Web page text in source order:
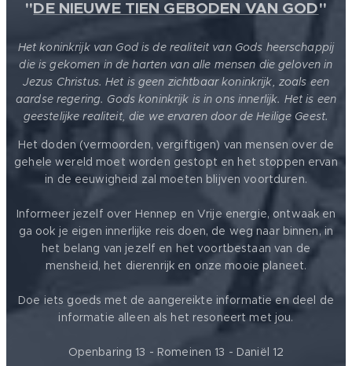
"DE NIEUWE TIEN GEBODEN VAN GOD"
Het koninkrijk van God is de realiteit van Gods heerschappij
die is gekomen in de harten van alle mensen die geloven in
Jezus Christus. Het is geen zichtbaar koninkrijk, zoals een
aardse regering. Gods koninkrijk is in ons innerlijk. Het is een
geestelijke realiteit, die we ervaren door de Heilige Geest.
Het doden (vermoorden, vergiftigen) van mensen over de
gehele wereld moet worden gestopt en het stoppen ervan
in de eeuwigheid zal moeten blijven voortduren.
Informeer jezelf over Hennep en Vrije energie, ontwaak en
ga ook je eigen innerlijke reis doen, de weg naar binnen, in
het belang van jezelf en het voortbestaan van de
mensheid, het dierenrijk en onze mooie planeet.
Doe iets goeds met de aangereikte informatie en deel de
informatie alleen als het resoneert met jou.
Openbaring 13 - Romeinen 13 - Daniël 12